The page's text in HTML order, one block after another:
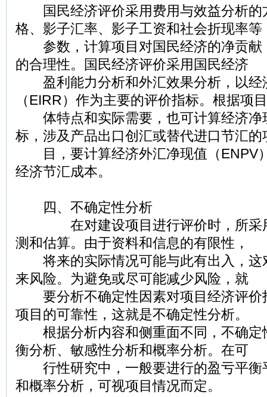
国民经济评价采用费用与效益分析的
格、影子汇率、影子工资和社会折现率等
参数，计算项目对国民经济的净贡献
的合理性。国民经济评价采用国民经济
盈利能力分析和外汇效果分析，以经
（EIRR）作为主要的评价指标。根据项
体特点和实际需要，也可计算经济净
标，涉及产品出口创汇或替代进口节汇的
目，要计算经济外汇净现值（ENPV
经济节汇成本。
四、不确定性分析
在对建设项目进行评价时，所采用
测和估算。由于资料和信息的有限性，
将来的实际情况可能与此有出入，这
来风险。为避免或尽可能减少风险，就
要分析不确定性因素对项目经济评价
项目的可靠性，这就是不确定性分析。
根据分析内容和侧重面不同，不确定
衡分析、敏感性分析和概率分析。在可
行性研究中，一般要进行的盈亏平衡
和概率分析，可视项目情况而定。